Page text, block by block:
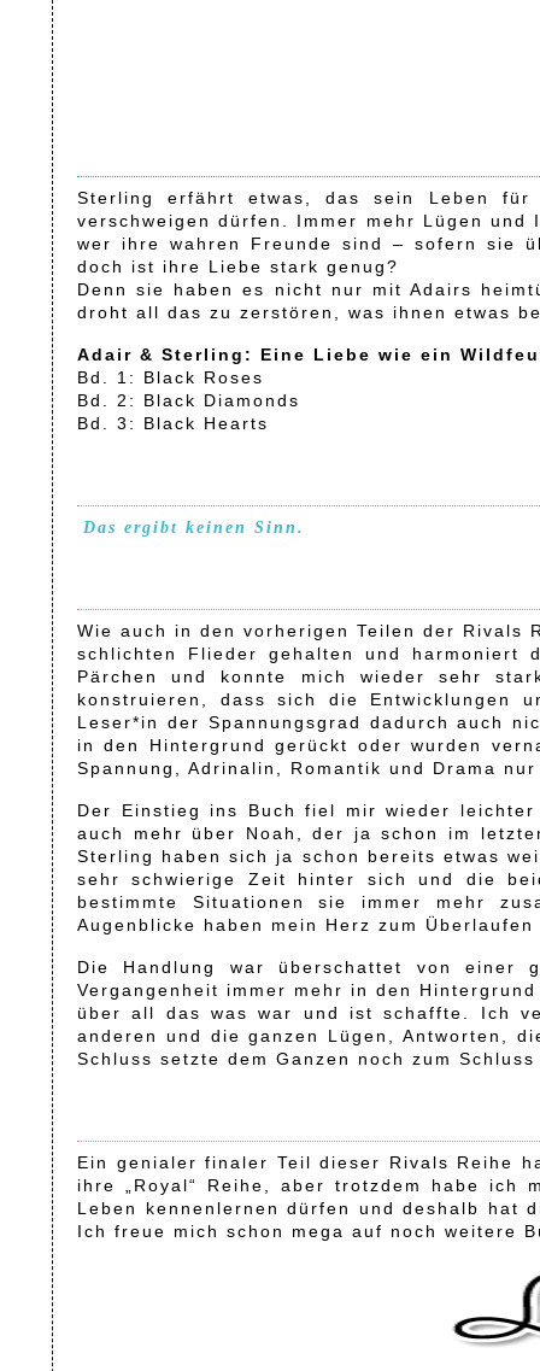
Sterling erfährt etwas, das sein Leben
verschweigen dürfen. Immer mehr Lügen
wer ihre wahren Freunde sind – sofern sie
doch ist ihre Liebe stark genug?
Denn sie haben es nicht nur mit Adairs
droht all das zu zerstören, was ihnen etwas
Adair & Sterling: Eine Liebe wie ein
Bd. 1: Black Roses
Bd. 2: Black Diamonds
Bd. 3: Black Hearts
Das ergibt keinen Sinn.
Wie auch in den vorherigen Teilen der Rivals
schlichten Flieder gehalten und harmoniert
Pärchen und konnte mich wieder sehr
konstruieren, dass sich die Entwicklungen
Leser*in der Spannungsgrad dadurch auch
in den Hintergrund gerückt oder wurden
Spannung, Adrinalin, Romantik und Drama
Der Einstieg ins Buch fiel mir wieder
auch mehr über Noah, der ja schon im
Sterling haben sich ja schon bereits etwas
sehr schwierige Zeit hinter sich und die
bestimmte Situationen sie immer mehr
Augenblicke haben mein Herz zum
Die Handlung war überschattet von einer
Vergangenheit immer mehr in den
über all das was war und ist schaffte. Ich
anderen und die ganzen Lügen, Antworten,
Schluss setzte dem Ganzen noch zum
Ein genialer finaler Teil dieser Rivals Reihe
ihre „Royal“ Reihe, aber trotzdem habe
Leben kennenlernen dürfen und deshalb hat
Ich freue mich schon mega auf noch weitere